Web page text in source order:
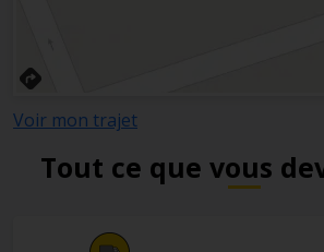
Voir mon trajet
Tout ce que vous